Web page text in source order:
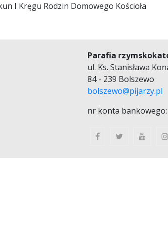
I Kręgu Rodzin Domowego Kościoła
Parafia
ul. Ks. Stanisława
84 - 239 Bolszewo
bolszewo@pijarzy.pl
nr konta bankowego: